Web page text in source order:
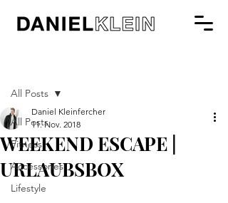
All Posts
Fitness
Accessories
Lifestyle
All Posts
WEEKEND ESCAPE |
URLAUBSBOX
Daniel Kleinfercher
11. Nov. 2018